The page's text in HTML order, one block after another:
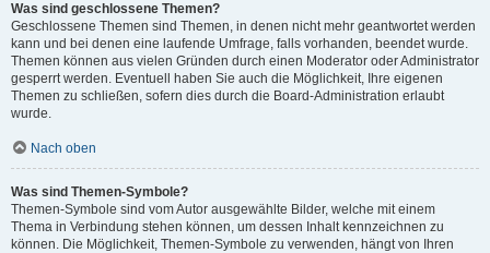
Was sind geschlossene Themen?
Geschlossene Themen sind Themen, in denen nicht mehr geantwortet werden
kann und bei denen eine laufende Umfrage, falls vorhanden, beendet wurde.
Themen können aus vielen Gründen durch einen Moderator oder Administrator
gesperrt werden. Eventuell haben Sie auch die Möglichkeit, Ihre eigenen
Themen zu schließen, sofern dies durch die Board-Administration erlaubt
wurde.
Nach oben
Was sind Themen-Symbole?
Themen-Symbole sind vom Autor ausgewählte Bilder, welche mit einem
Thema in Verbindung stehen können, um dessen Inhalt kennzeichnen zu
können. Die Möglichkeit, Themen-Symbole zu verwenden, hängt von Ihren